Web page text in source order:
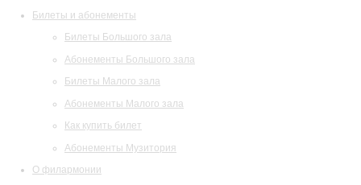
Билеты и абонементы
Билеты Большого зала
Абонементы Большого зала
Билеты Малого зала
Абонементы Малого зала
Как купить билет
Абонементы Музитория
О филармонии